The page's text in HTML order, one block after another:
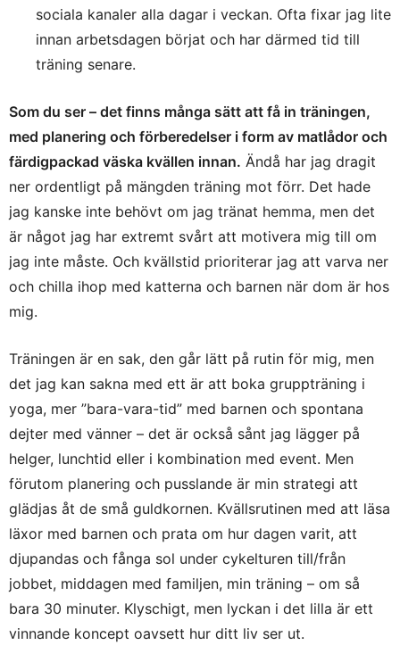
sociala kanaler alla dagar i veckan. Ofta fixar jag lite
innan arbetsdagen börjat och har därmed tid till
träning senare.
Som du ser – det finns många sätt att få in träningen,
med planering och förberedelser i form av matlådor och
färdigpackad väska kvällen innan. Ändå har jag dragit
ner ordentligt på mängden träning mot förr. Det hade
jag kanske inte behövt om jag tränat hemma, men det
är något jag har extremt svårt att motivera mig till om
jag inte måste. Och kvällstid prioriterar jag att varva ner
och chilla ihop med katterna och barnen när dom är hos
mig.
Träningen är en sak, den går lätt på rutin för mig, men
det jag kan sakna med ett är att boka gruppträning i
yoga, mer ”bara-vara-tid” med barnen och spontana
dejter med vänner – det är också sånt jag lägger på
helger, lunchtid eller i kombination med event. Men
förutom planering och pusslande är min strategi att
glädjas åt de små guldkornen. Kvällsrutinen med att läsa
läxor med barnen och prata om hur dagen varit, att
djupandas och fånga sol under cykelturen till/från
jobbet, middagen med familjen, min träning – om så
bara 30 minuter. Klyschigt, men lyckan i det lilla är ett
vinnande koncept oavsett hur ditt liv ser ut.